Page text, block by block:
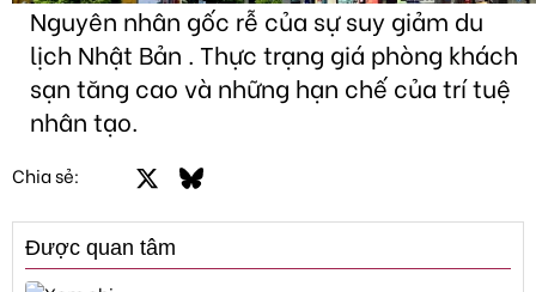
Nguyên nhân gốc rễ của sự suy giảm du
lịch Nhật Bản . Thực trạng giá phòng khách
sạn tăng cao và những hạn chế của trí tuệ
nhân tạo.
Chia sẻ: FacebookBluesky
Được quan tâm